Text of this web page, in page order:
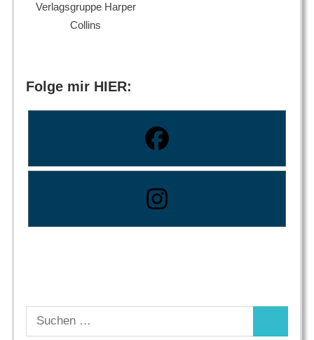
Verlagsgruppe Harper
Collins
Folge mir HIER:
Suchen
nach: